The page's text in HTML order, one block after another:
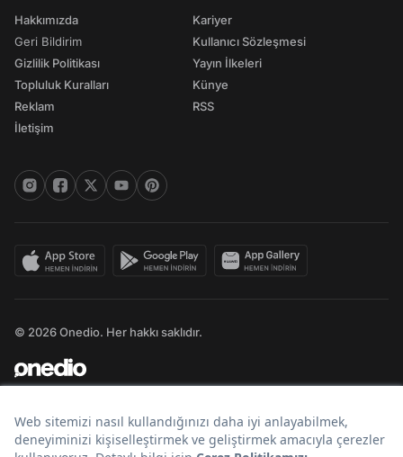
Hakkımızda
Geri Bildirim
Gizlilik Politikası
Topluluk Kuralları
Reklam
İletişim
Kariyer
Kullanıcı Sözleşmesi
Yayın İlkeleri
Künye
RSS
© 2026 Onedio. Her hakkı saklıdır.
Bir markasıdır.